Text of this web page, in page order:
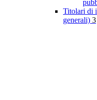
Titolari di
generali) 3